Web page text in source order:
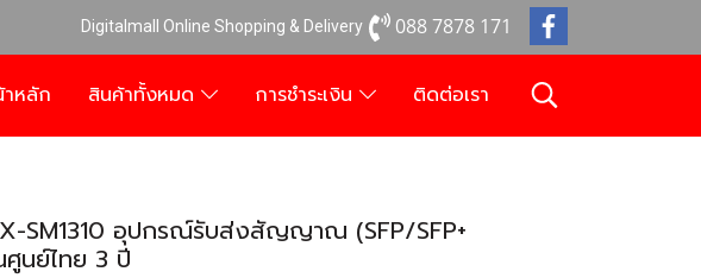
Digitalmall Online Shopping & Delivery 088 7878 171
หลัก สินค้าทั้งหมด การชำระเงิน ติดต่อเรา
SM1310 อุปกรณ์รับส่งสัญญาณ (SFP/SFP+
นย์ไทย 3 ปี